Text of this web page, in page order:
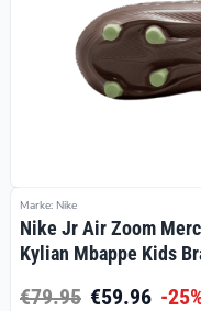
Marke: Nike
Nike Jr Air Zoom
Kylian Mbappe Kids
€79.95 €59.96 -